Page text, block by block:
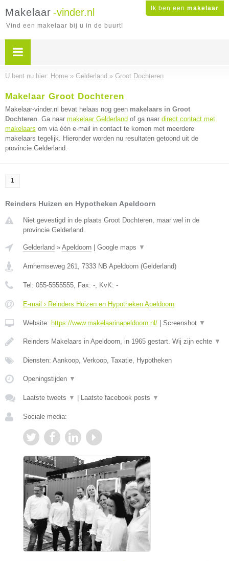
Ik ben een makelaar
Makelaar -vinder.nl
Vind een makelaar bij u in de buurt!
U bent nu hier: Home » Gelderland » Groot Dochteren
Makelaar Groot Dochteren
Makelaar-vinder.nl bevat helaas nog geen makelaars in Groot
Dochteren. Ga naar makelaar Gelderland of ga naar direct contact met
makelaars om via één e-mail in contact te komen met meerdere
makelaars tegelijk. Hieronder worden nu resultaten getoond uit de
provincie Gelderland.
1
Reinders Huizen en Hypotheken Apeldoorn
Niet gevestigd in de plaats Groot Dochteren, maar wel in de
provincie Gelderland.
Gelderland » Apeldoorn Google maps ▼
Arnhemseweg 261, 7333 NB Apeldoorn (Gelderland)
Tel: 055-5555555, Fax: -, KvK: -
E-mail › Reinders Huizen en Hypotheken Apeldoorn
Website: https://www.makelaarinapeldoorn.nl/ Screenshot ▼
Reinders Makelaars in Apeldoorn, in 1965 gestart. Wij zijn echte ▼
Diensten: Aankoop, Verkoop, Taxatie, Hypotheken
Openingstijden ▼
Laatste tweets ▼ Laatste facebook posts ▼
Sociale media: